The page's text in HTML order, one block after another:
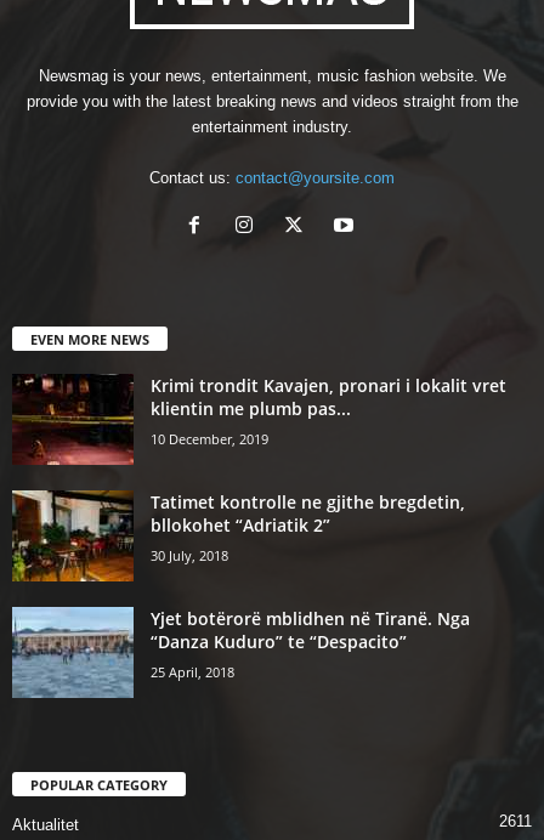
Newsmag is your news, entertainment, music fashion website. We
provide you with the latest breaking news and videos straight from the
entertainment industry.
Contact us: contact@yoursite.com
EVEN MORE NEWS
Krimi trondit Kavajen, pronari i lokalit vret
klientin me plumb pas...
10 December, 2019
Tatimet kontrolle ne gjithe bregdetin,
bllokohet “Adriatik 2”
30 July, 2018
Yjet botërorë mblidhen në Tiranë. Nga
“Danza Kuduro” te “Despacito”
25 April, 2018
POPULAR CATEGORY
Aktualitet 2611